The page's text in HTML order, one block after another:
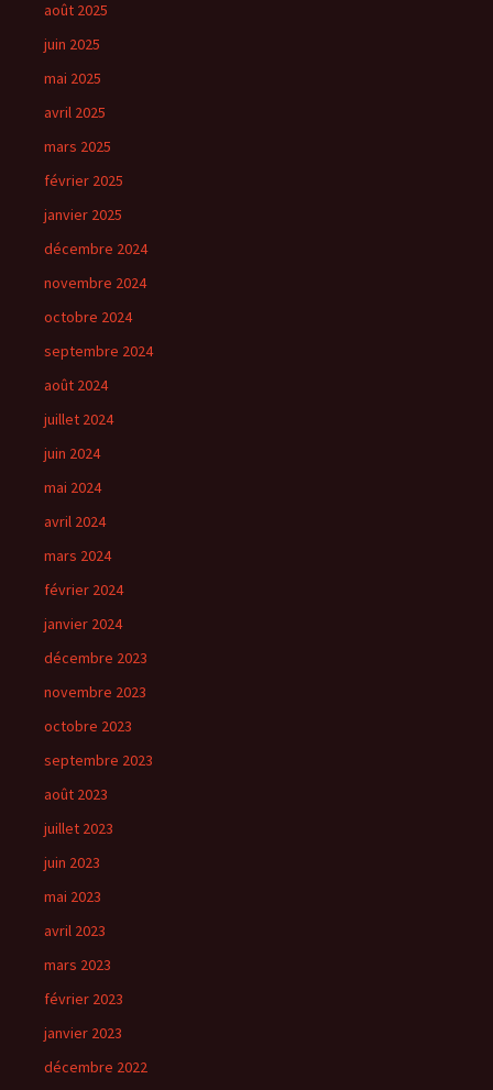
août 2025
juin 2025
mai 2025
avril 2025
mars 2025
février 2025
janvier 2025
décembre 2024
novembre 2024
octobre 2024
septembre 2024
août 2024
juillet 2024
juin 2024
mai 2024
avril 2024
mars 2024
février 2024
janvier 2024
décembre 2023
novembre 2023
octobre 2023
septembre 2023
août 2023
juillet 2023
juin 2023
mai 2023
avril 2023
mars 2023
février 2023
janvier 2023
décembre 2022